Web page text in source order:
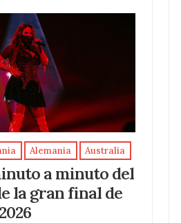
Alemania Australia
a minuto del
la gran final de